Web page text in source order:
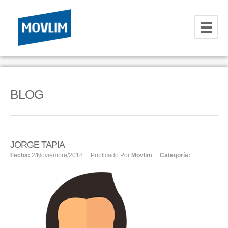
INICIO
HOSTING
HOSTING
SERVIDORES VPS
SERVIDORES VPS WINDOWS
BLOG
JORGE TAPIA
Fecha: 2/noviembre/2018 Publicado Por Movlim Categoría: